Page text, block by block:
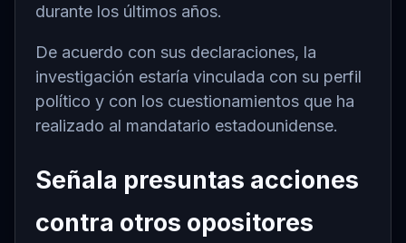
durante los últimos años.
De acuerdo con sus declaraciones, la
investigación estaría vinculada con su perfil
político y con los cuestionamientos que ha
realizado al mandatario estadounidense.
Señala presuntas acciones
contra otros opositores